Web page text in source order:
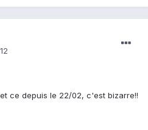
ce depuis le 22/02, c'est bizarre!!